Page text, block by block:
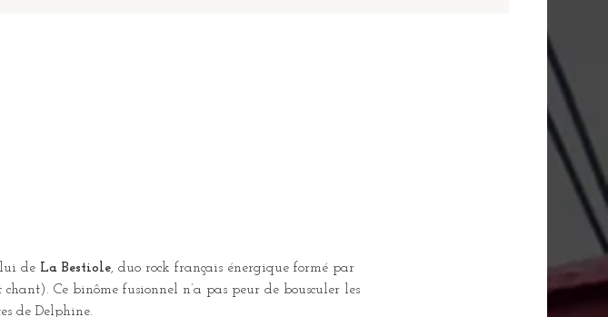
de La Bestiole, duo rock français énergique formé par
Ce binôme fusionnel n’a pas peur de bousculer les
de Delphine.